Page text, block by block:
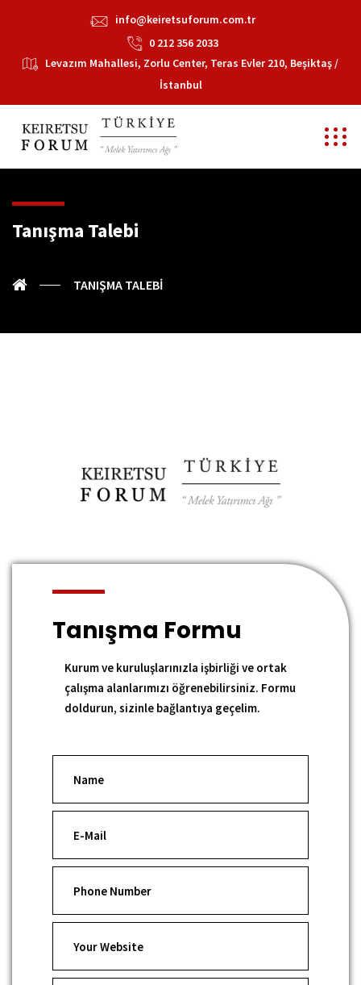
info@keiretsuforum.com.tr
0 212 356 2033
Levazım Mahallesi, Zorlu Center, Teras Evler 210, Beşiktaş /
İstanbul
Tanışma Talebi
TANIŞMA TALEBI
Tanışma Formu
Kurum ve kuruluşlarınızla işbirliği ve ortak
çalışma alanlarımızı öğrenebilirsiniz. Formu
doldurun, sizinle bağlantıya geçelim.